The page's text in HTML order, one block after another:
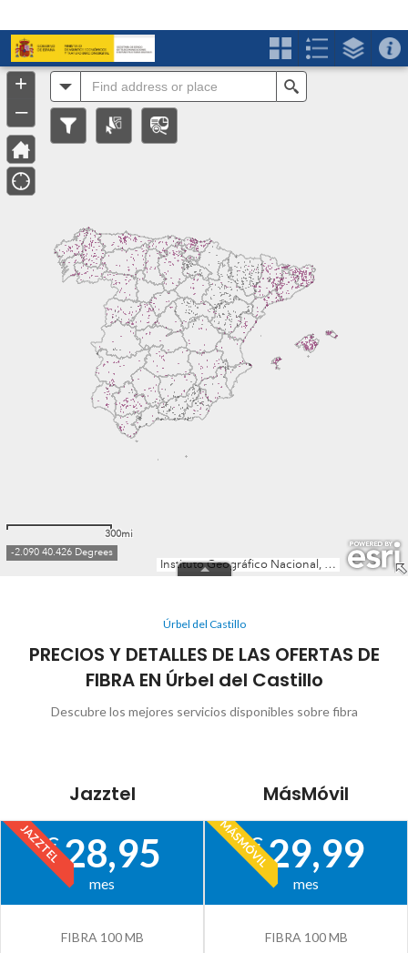
Úrbel del Castillo
PRECIOS Y DETALLES DE LAS OFERTAS DE
FIBRA EN Úrbel del Castillo
Descubre los mejores servicios disponibles sobre fibra
Jazztel
JAZZTEL
€28,95
mes
FIBRA 100 MB
MásMóvil
MÁSMÓVIL
€29,99
mes
FIBRA 100 MB